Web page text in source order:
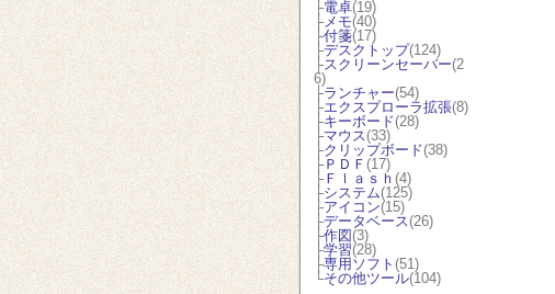
├電卓(19)
├メモ(40)
├付箋(17)
├デスクトップ(124)
├スクリーンセーバー(2
6)
├ランチャー(54)
├エクスプローラ拡張(8)
├キーボード(28)
├マウス(33)
├クリップボード(38)
├ＰＤＦ (17)
├Ｆｌａｓｈ (4)
├システム(125)
├アイコン(15)
├データベース(26)
├作図 (3)
├学習(28)
├専用ソフト (51)
└その他ツール(104)